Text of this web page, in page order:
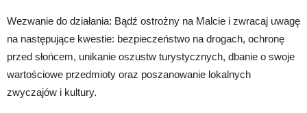
Wezwanie do działania: Bądź ostrożny na Malcie i zwracaj uwagę
na następujące kwestie: bezpieczeństwo na drogach, ochronę
przed słońcem, unikanie oszustw turystycznych, dbanie o swoje
wartościowe przedmioty oraz poszanowanie lokalnych
zwyczajów i kultury.